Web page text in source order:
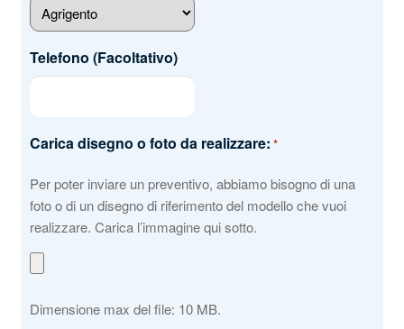
Telefono (Facoltativo)
Carica disegno o foto da realizzare: *
Per poter inviare un preventivo, abbiamo bisogno di una
foto o di un disegno di riferimento del modello che vuoi
realizzare. Carica l’immagine qui sotto.
Dimensione max del file: 10 MB.